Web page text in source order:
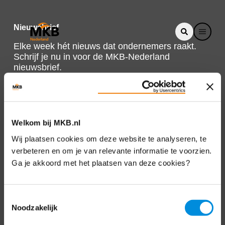
Welkom bij MKB.nl
Wij plaatsen cookies om deze website te analyseren, te
verbeteren en om je van relevante informatie te voorzien.
Ga je akkoord met het plaatsen van deze cookies?
Noodzakelijk
Nieuwsbrief
Elke week hét nieuws dat ondernemers raakt.
Schrijf je nu in voor de MKB-Nederland
nieuwsbrief.
Direct naar
Over ons
Bezuidenhoutseweg 12